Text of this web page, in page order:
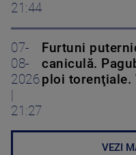
21:44
07-
08-
2026
21:27
Furtuni
caniculă.
ploi torenţiale.
VEZI